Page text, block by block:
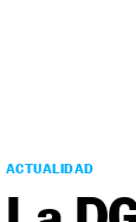
ACTUALIDAD